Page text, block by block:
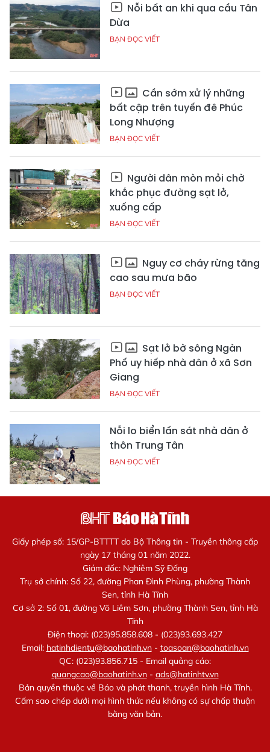
Nỗi bất an khi qua cầu Tân
Dừa
BẠN ĐỌC VIẾT
Cần sớm xử lý những
bất cập trên tuyến đê Phúc
Long Nhượng
BẠN ĐỌC VIẾT
Người dân mòn mỏi chờ
khắc phục đường sạt lở,
xuống cấp
BẠN ĐỌC VIẾT
Nguy cơ cháy rừng tăng
cao sau mưa bão
BẠN ĐỌC VIẾT
Sạt lở bờ sông Ngàn
Phố uy hiếp nhà dân ở xã Sơn
Giang
BẠN ĐỌC VIẾT
Nỗi lo biển lấn sát nhà dân ở
thôn Trung Tân
BẠN ĐỌC VIẾT
Giấy phép số: 15/GP-BTTTT do Bộ Thông tin - Truyền thông cấp
ngày 17 tháng 01 năm 2022.
Giám đốc: Nghiêm Sỹ Đống
Trụ sở chính: Số 22, đường Phan Đình Phùng, phường Thành
Sen, tỉnh Hà Tĩnh
Cơ sở 2: Số 01, đường Võ Liêm Sơn, phường Thành Sen, tỉnh Hà
Tĩnh
Điện thoại: (023)95.858.608 - (023)93.693.427
Email: hatinhdientu@baohatinh.vn- toasoan@baohatinh.vn
QC: (023)93.856.715 - Email quảng cáo:
quangcao@baohatinh.vn- ads@hatinhtv.vn
Bản quyền thuộc về Báo và phát thanh, truyền hình Hà Tĩnh.
Cấm sao chép dưới mọi hình thức nếu không có sự chấp thuận
bằng văn bản.